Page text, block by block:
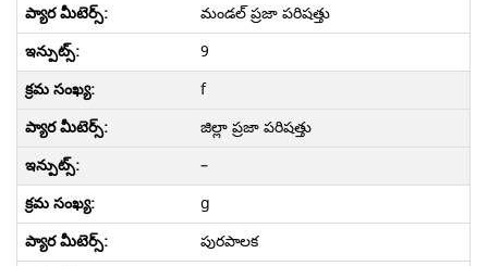
మండల్ ప్రజా పరిషత్తు
9
f
జిల్లా ప్రజా పరిషత్తు
–
g
పురపాలక